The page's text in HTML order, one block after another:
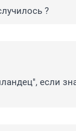
?
если